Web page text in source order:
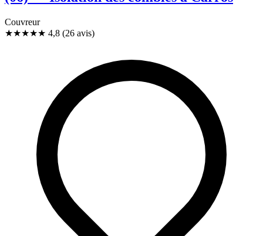
Couvreur
★★★★★ 4,8 (26 avis)